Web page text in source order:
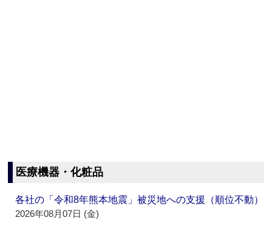
医療機器・化粧品
各社の「令和8年熊本地震」被災地への支援（順位不動）
2026年08月07日 (金)